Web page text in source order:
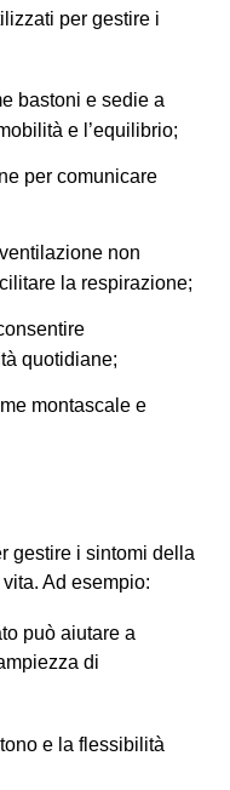
per gestire i
bastoni e sedie a
e l’equilibrio;
per comunicare
non
la respirazione;
quotidiane;
montascale e
gestire i sintomi della
Ad esempio:
può aiutare a
di
e la flessibilità